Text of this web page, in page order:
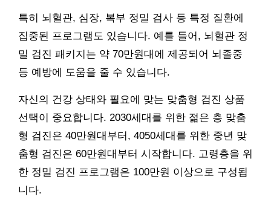
특히 뇌혈관, 심장, 복부 정밀 검사 등 특정 질환에
집중된 프로그램도 있습니다. 예를 들어, 뇌혈관 정
밀 검진 패키지는 약 70만원대에 제공되어 뇌졸중
등 예방에 도움을 줄 수 있습니다.
자신의 건강 상태와 필요에 맞는 맞춤형 검진 상품
선택이 중요합니다. 2030세대를 위한 젊은 층 맞춤
형 검진은 40만원대부터, 4050세대를 위한 중년 맞
춤형 검진은 60만원대부터 시작합니다. 고령층을 위
한 정밀 검진 프로그램은 100만원 이상으로 구성됩
니다.